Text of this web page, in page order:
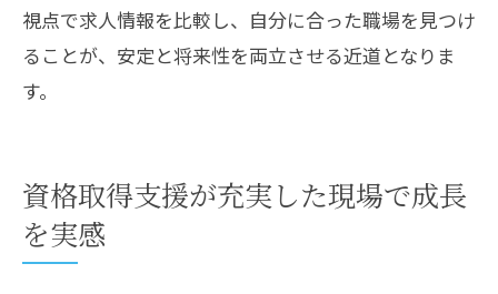
視点で求人情報を比較し、自分に合った職場を見つけ
ることが、安定と将来性を両立させる近道となりま
す。
資格取得支援が充実した現場で成長
を実感